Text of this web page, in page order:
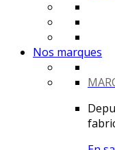
Nos marques